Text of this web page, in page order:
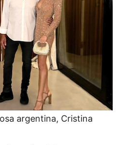
argentina, Cristina